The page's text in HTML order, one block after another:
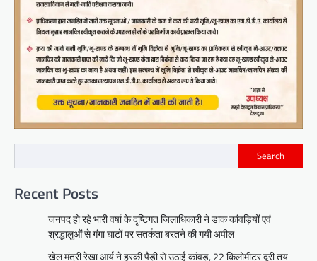
Search
Recent Posts
जनपद हो रहे भारी वर्षा के दृष्टिगत जिलाधिकारी ने डाक कांवड़ियों एवं
श्रद्धालुओं से गंगा घाटों पर सतर्कता बरतने की गयी अपील
खेल मंत्री रेखा आर्य ने हरकी पैड़ी से उठाई कांवड़, 22 किलोमीटर दूरी तय